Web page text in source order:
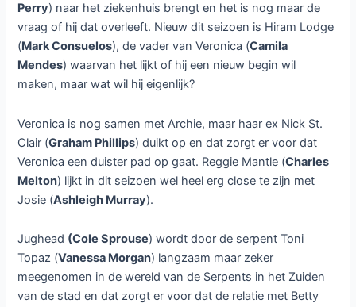
Perry) naar het ziekenhuis brengt en het is nog maar de
vraag of hij dat overleeft. Nieuw dit seizoen is Hiram Lodge
(Mark Consuelos), de vader van Veronica (Camila
Mendes) waarvan het lijkt of hij een nieuw begin wil
maken, maar wat wil hij eigenlijk?
Veronica is nog samen met Archie, maar haar ex Nick St.
Clair (Graham Phillips) duikt op en dat zorgt er voor dat
Veronica een duister pad op gaat. Reggie Mantle (Charles
Melton) lijkt in dit seizoen wel heel erg close te zijn met
Josie (Ashleigh Murray).
Jughead (Cole Sprouse) wordt door de serpent Toni
Topaz (Vanessa Morgan) langzaam maar zeker
meegenomen in de wereld van de Serpents in het Zuiden
van de stad en dat zorgt er voor dat de relatie met Betty